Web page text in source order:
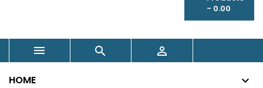
- 0.00
  
HOME